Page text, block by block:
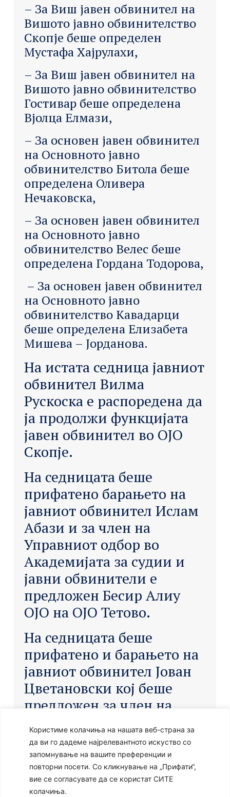
Користиме колачиња на нашата веб-страна за
да ви го дадеме најрелевантното искуство со
запомнување на вашите преференции и
повторни посети. Со кликнување на „Прифати“,
вие се согласувате да се користат СИТЕ
колачиња.
– За Виш јавен обвинител на
Вишото јавно обвинителство
Скопје беше определен
Мустафа Хајрулахи,
– За Виш јавен обвинител на
Вишото јавно обвинителство
Гостивар беше определена
Вјолца Елмази,
– За основен јавен обвинител
на Основното јавно
обвинителство Битола беше
определена Оливера
Нечаковска,
– За основен јавен обвинител
на Основното јавно
обвинителство Велес беше
определена Гордана Тодорова,
– За основен јавен обвинител
на Основното јавно
обвинителство Кавадарци
беше определена Елизабета
Мишева – Јорданова.
На истата седница јавниот
обвинител Вилма
Рускоска е распоредена да
ја продолжи функцијата
јавен обвинител во ОЈО
Скопје.
На седницата беше
прифатено барањето на
јавниот обвинител Ислам
Абази и за член на
Управниот одбор во
Академијата за судии и
јавни обвинители е
предложен Бесир Алиу
ОЈО на ОЈО Тетово.
На седницата беше
прифатено и барањето на
јавниот обвинител Јован
Цветановски кој беше
предложен за член на
Комисијата за завршен
испит при Академијата за
судии и јавни
обвинители, а на негово
место е предложен Миле